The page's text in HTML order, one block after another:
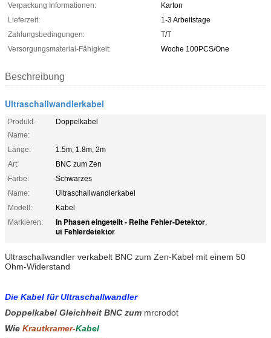
Verpackung Informationen:
Karton
Lieferzeit:
1-3 Arbeitstage
Zahlungsbedingungen:
T/T
Versorgungsmaterial-Fähigkeit:
Woche 100PCS/One
Beschreibung
Ultraschallwandlerkabel
Produkt-
Name:
Doppelkabel
Länge:
1.5m, 1.8m, 2m
Art:
BNC zum Zen
Farbe:
Schwarzes
Name:
Ultraschallwandlerkabel
Modell:
Kabel
Markieren:
In Phasen eingeteilt - Reihe Fehler-Detektor,
ut Fehlerdetektor
Ultraschallwandler verkabelt BNC zum Zen-Kabel mit einem 50
Ohm-Widerstand
Die Kabel für Ultraschallwandler
Doppelkabel Gleichheit BNC zum mrcrodot
Wie Krautkramer-Kabel